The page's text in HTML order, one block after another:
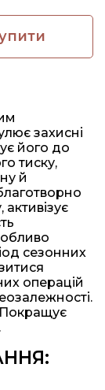
захисні
його до
тиску,
й
сезонних
операцій